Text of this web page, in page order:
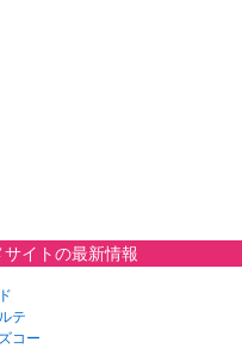
サイトの最新情報
テ
コー